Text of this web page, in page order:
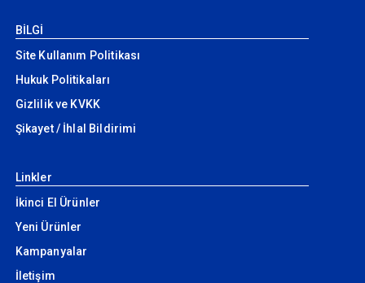
BİLGİ
Site Kullanım Politikası
Hukuk Politikaları
Gizlilik ve KVKK
Şikayet / İhlal Bildirimi
Linkler
İkinci El Ürünler
Yeni Ürünler
Kampanyalar
İletişim